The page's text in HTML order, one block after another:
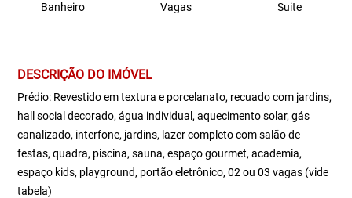
Banheiro
Vagas
Suite
DESCRIÇÃO DO IMÓVEL
Prédio: Revestido em textura e porcelanato, recuado com jardins,
hall social decorado, água individual, aquecimento solar, gás
canalizado, interfone, jardins, lazer completo com salão de
festas, quadra, piscina, sauna, espaço gourmet, academia,
espaço kids, playground, portão eletrônico, 02 ou 03 vagas (vide
tabela)